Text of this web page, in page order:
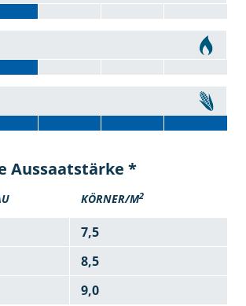
Aussaatstärke *
KÖRNER/M2
7,5
8,5
9,0